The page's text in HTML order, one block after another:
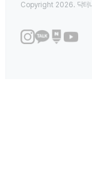
Copyright 2026. 닥터